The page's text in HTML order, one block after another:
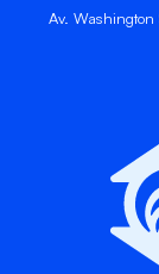
Av. Washington